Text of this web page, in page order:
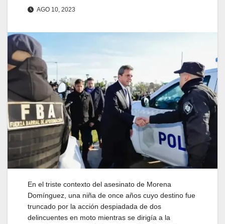
AGO 10, 2023
En el triste contexto del asesinato de Morena
Domínguez, una niña de once años cuyo destino fue
truncado por la acción despiadada de dos
delincuentes en moto mientras se dirigía a la